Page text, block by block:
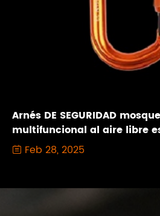
Arnés DE SEGURIDAD
multifuncional al aire libre
 Feb 28, 2025